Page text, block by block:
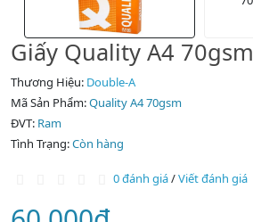
Giấy Quality A4 70gsm
Thương Hiệu: Double-A
Mã Sản Phẩm:Quality A4 70gsm
ĐVT: Ram
Tình Trạng:Còn hàng
0 đánh giá/Viết đánh giá